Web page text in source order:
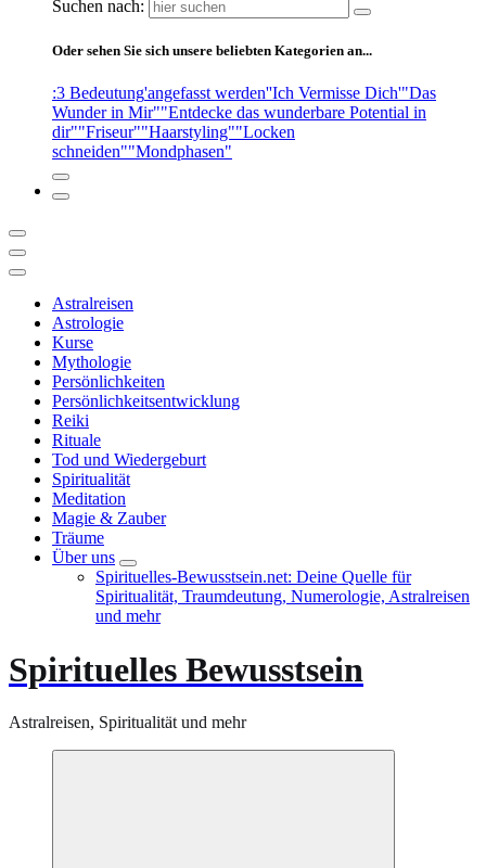
Suchen nach:
Oder sehen Sie sich unsere beliebten Kategorien an...
:3 Bedeutung'angefasst werden''Ich Vermisse Dich'"Das
Wunder in Mir""Entdecke das wunderbare Potential in
dir""Friseur""Haarstyling""Locken
schneiden""Mondphasen"
Astralreisen
Astrologie
Kurse
Mythologie
Persönlichkeiten
Persönlichkeitsentwicklung
Reiki
Rituale
Tod und Wiedergeburt
Spiritualität
Meditation
Magie & Zauber
Träume
Über uns
Spirituelles-Bewusstsein.net: Deine Quelle für
Spiritualität, Traumdeutung, Numerologie, Astralreisen
und mehr
Spirituelles Bewusstsein
Astralreisen, Spiritualität und mehr